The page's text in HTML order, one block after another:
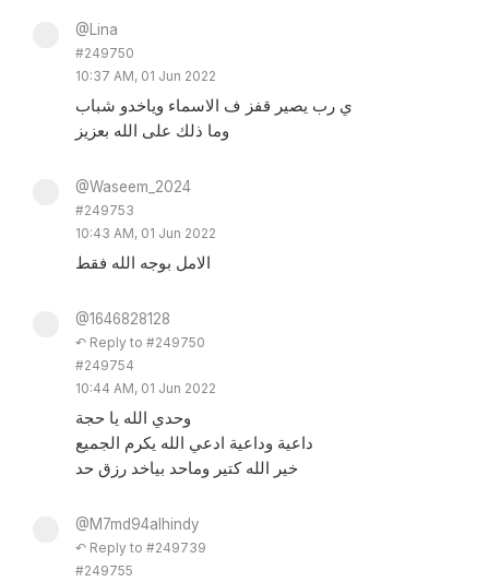
@Lina
#249750
10:37 AM, 01 Jun 2022
ي رب يصير قفز ف الاسماء وياخدو شباب
وما ذلك على الله بعزيز
@Waseem_2024
#249753
10:43 AM, 01 Jun 2022
الامل بوجه الله فقط
@1646828128
↶ Reply to #249750
#249754
10:44 AM, 01 Jun 2022
وحدي الله يا حجة
داعية وداعية ادعي الله يكرم الجميع
خير الله كتير وماحد بياخد رزق حد
@M7md94alhindy
↶ Reply to #249739
#249755